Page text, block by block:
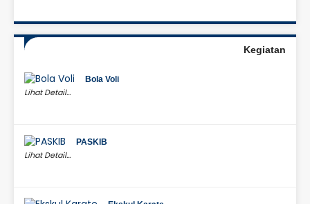
Kegiatan
Bola Voli
Lihat Detail...
PASKIB
Lihat Detail...